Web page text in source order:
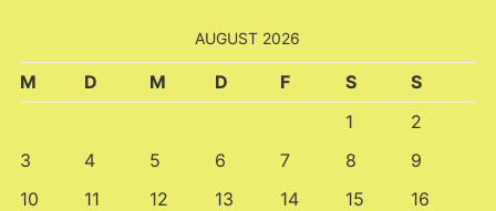
AUGUST 2026
M D M D F S
S
1
2
3
4 5 6 7 8
9
10
11 12 13 14 15
16